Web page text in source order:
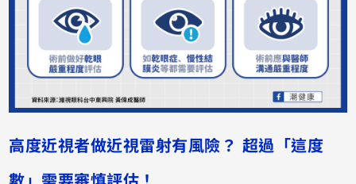
高度近視者做近視雷射有風險？ 超過「這度